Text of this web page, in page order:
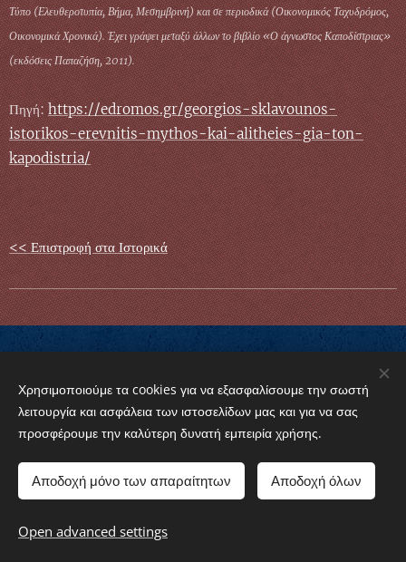
Τύπο (Ελευθεροτυπία, Βήμα, Μεσημβρινή) και σε περιοδικά (Οικονομικός Ταχυδρόμος,
Οικονομικά Χρονικά). Έχει γράψει μεταξύ άλλων το βιβλίο «Ο άγνωστος Καποδίστριας»
(εκδόσεις Παπαζήση, 2011).
Πηγή:https://edromos.gr/georgios-sklavounos-
istorikos-erevnitis-mythos-kai-alitheies-gia-ton-
kapodistria/
<< Επιστροφή στα Ιστορικά
© 2024 Griechisch-Orthodoxe Gemeinde von Baden-
Württemberg e.V. "Agios Kosmas o Aetolos"
Cookies
Languages
Χρησιμοποιούμε τα cookies για να εξασφαλίσουμε την σωστή
λειτουργία και ασφάλεια των ιστοσελίδων μας και για να σας
προσφέρουμε την καλύτερη δυνατή εμπειρία χρήσης.
Αποδοχή μόνο των απαραίτητων Αποδοχή όλων
Open advanced settings